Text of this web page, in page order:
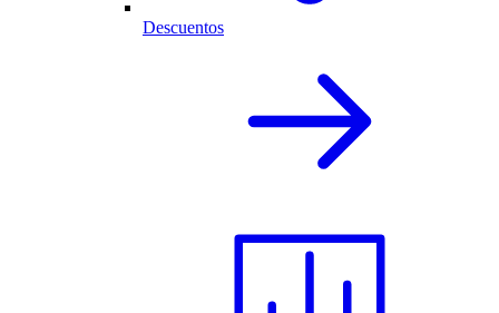
Descuentos